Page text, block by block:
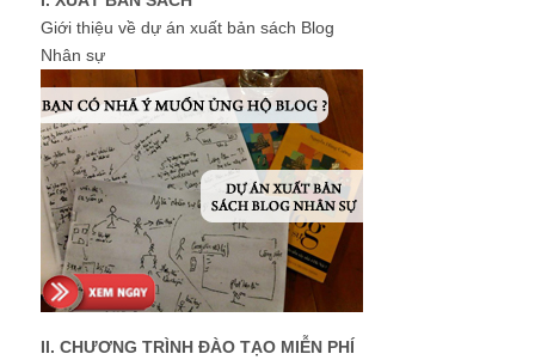
Giới thiệu về dự án xuất bản sách Blog
Nhân sự
II. CHƯƠNG TRÌNH ĐÀO TẠO MIỄN PHÍ